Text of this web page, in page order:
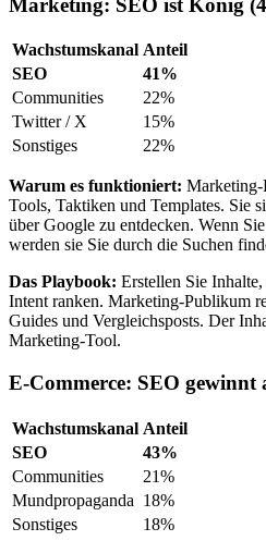
Marketing: SEO ist König
Wachstumskanal Anteil
SEO
41%
Communities
22%
Twitter / X
15%
Sonstiges
22%
Warum es funktioniert: Marketing-
Tools, Taktiken und Templates. Sie
über Google zu entdecken. Wenn
werden sie Sie durch die Suchen
Das Playbook: Erstellen Sie
Intent ranken. Marketing-Publikum
Guides und Vergleichsposts. Der
Marketing-Tool.
E-Commerce: SEO gewinnt
Wachstumskanal Anteil
SEO
43%
Communities
21%
Mundpropaganda 18%
Sonstiges
18%